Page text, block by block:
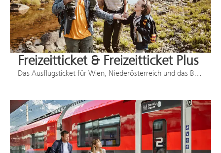
Freizeitticket & Freizeitticket Plus
Das Ausflugsticket für Wien, Niederösterreich und das Burgenland ab € 19,90.